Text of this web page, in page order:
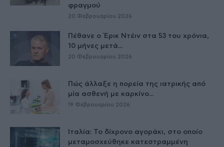
φραγμού
20 Φεβρουαρίου 2026
Πέθανε ο Έρικ Ντέιν στα 53 του χρόνια,
10 μήνες μετά...
20 Φεβρουαρίου 2026
Πώς άλλαξε η πορεία της ιατρικής από
μία ασθενή με καρκίνο...
19 Φεβρουαρίου 2026
Ιταλία: Το δίχρονο αγοράκι, στο οποίο
μεταμοσχεύθηκε κατεστραμμένη